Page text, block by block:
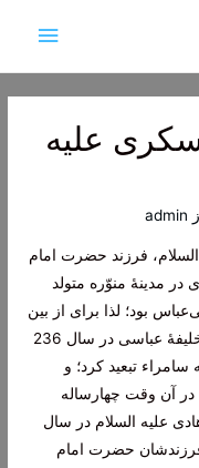
اصلی
علیه
admin
فرزند حضرت امام
در سال 231 یا 232 هجری در مدینۀ منوّره متولد
بود؛ لذا برای از بین
بردن احساسات مردم و تحرّکات احتمالی، خلیفۀ عباسی در سال 236
سامراء تبعید کرد؛ و
آن وقت چهارساله
علیه السلام در سال
فرزندشان حضرت امام